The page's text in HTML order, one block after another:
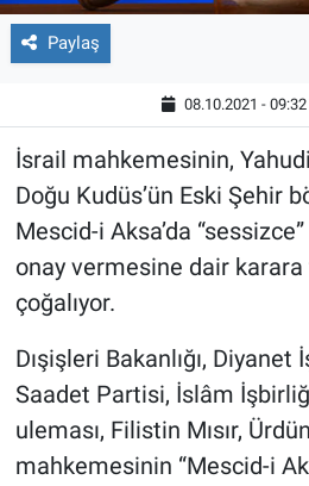
Paylaş
08.10.2021 - 09:32
İsrail mahkemesinin,
Doğu Kudüs’ün Eski Şehir
Mescid-i Aksa’da
onay vermesine dair
çoğalıyor.
Dışişleri Bakanlığı, Diyanet
Saadet Partisi, İslâm
uleması, Filistin Mısır,
mahkemesinin “Mescid-i